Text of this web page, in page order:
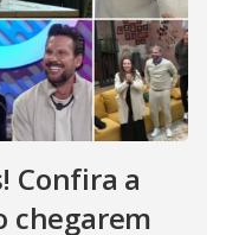
Confira a
chegarem